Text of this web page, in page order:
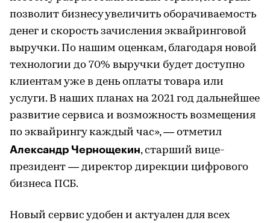
позволит бизнесу увеличить оборачиваемость
денег и скорость зачисления эквайринговой
выручки. По нашим оценкам, благодаря новой
технологии до 70% выручки будет доступно
клиентам уже в день оплаты товара или
услуги. В наших планах на 2021 год дальнейшее
развитие сервиса и возможность возмещения
по эквайрингу каждый час», — отметил
Александр Чернощекин, старший вице-
президент — директор дирекции цифрового
бизнеса ПСБ.
Новый сервис удобен и актуален для всех